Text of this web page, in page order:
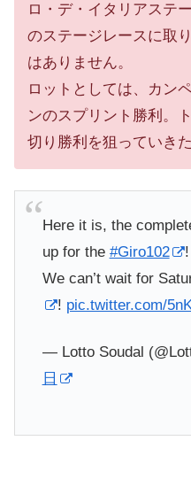
ロ・デ・イタリアステ
のステージレースに取
はありません。
ロットとしては、カン
ンのスプリント勝利。
切り勝利を狙っていき
Here it is, the
up for the #Giro102
!
We can’t wait for
! pic.twitter.com/
— Lotto Soudal
日